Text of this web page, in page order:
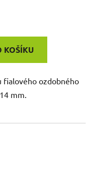
KOŠÍKU
fialového ozdobného
mm.